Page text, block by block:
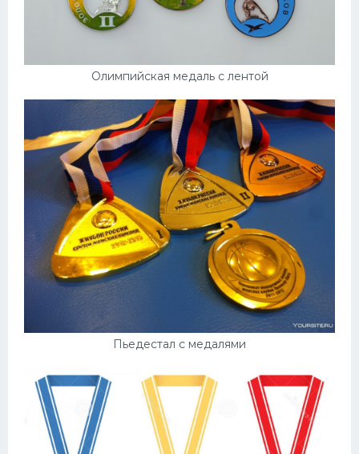
Олимпийская медаль с лентой
Пьедестал с медалями